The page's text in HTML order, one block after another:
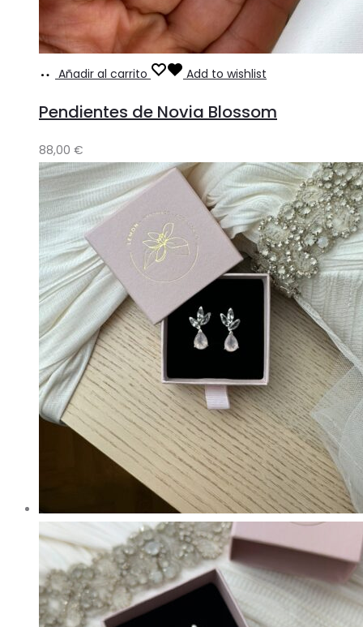
Añadir al carrito Add to wishlist
Pendientes de Novia Blossom
88,00 €